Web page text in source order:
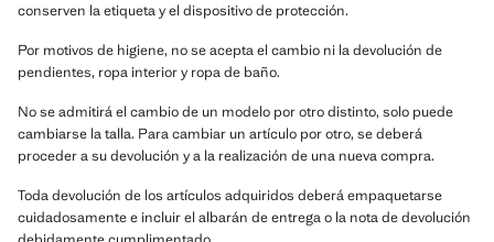
conserven la etiqueta y el dispositivo de protección.
Por motivos de higiene, no se acepta el cambio ni la devolución de
pendientes, ropa interior y ropa de baño.
No se admitirá el cambio de un modelo por otro distinto, solo puede
cambiarse la talla. Para cambiar un artículo por otro, se deberá
proceder a su devolución y a la realización de una nueva compra.
Toda devolución de los artículos adquiridos deberá empaquetarse
cuidadosamente e incluir el albarán de entrega o la nota de devolución